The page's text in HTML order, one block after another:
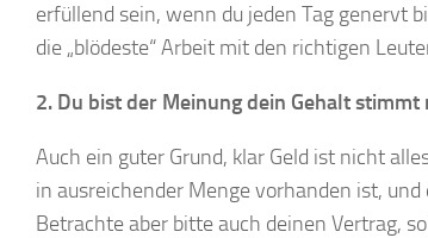
erfüllend sein, wenn du jeden Tag genervt
die „blödeste“ Arbeit mit den richtigen
2. Du bist der Meinung dein Gehalt stimmt
Auch ein guter Grund, klar Geld ist nicht
in ausreichender Menge vorhanden ist,
Betrachte aber bitte auch deinen Vertrag,